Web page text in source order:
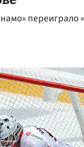
переиграло